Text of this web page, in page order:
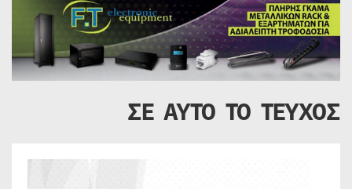
ΣΕ ΑΥΤΟ ΤΟ ΤΕΥΧΟΣ